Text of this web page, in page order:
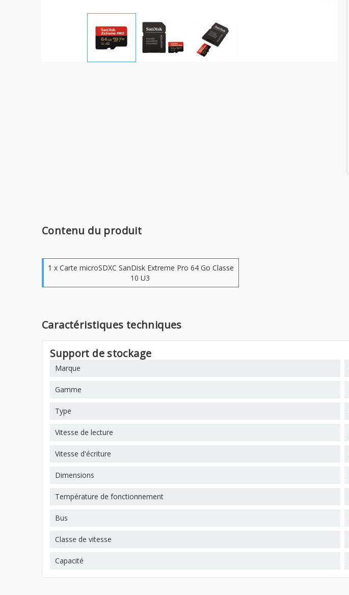
Contenu du produit
1 x Carte microSDXC SanDisk Extreme Pro 64 Go Classe
10 U3
Caractéristiques techniques
Support de stockage
Marque
Gamme
Type
Vitesse de lecture
Vitesse d'écriture
Dimensions
Température de fonctionnement
Bus
Classe de vitesse
Capacité